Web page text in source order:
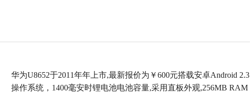
华为U8652于2011年年上市,最新报价为￥600元搭载安卓Android 2.3
操作系统，1400毫安时锂电池电池容量,采用直板外观,256MB RAM